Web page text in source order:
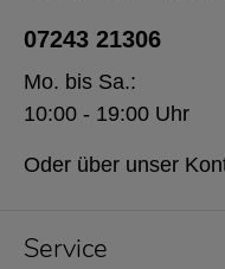
Service
07243 21306
Mo. bis Sa.:
10:00 - 19:00 Uhr
Oder über unser